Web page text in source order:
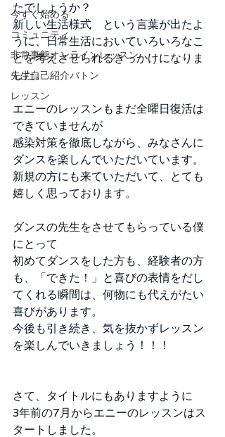
今すぐ始める
コミュニティ
非常事態オンラインレッスン
先生自己紹介バトン
レッスン
たでしょうか？
新しい生活様式　という言葉が出たよ
うに、日常生活においていろいろなこ
とを考えさせられるきっかけになりま
した。
エニーのレッスンもまだ全曜日復活は
できていませんが
感染対策を徹底しながら、みなさんに
ダンスを楽しんでいただいています。
新規の方にも来ていただいて、とても
嬉しく思っております。
ダンスの先生をさせてもらっている僕
にとって
初めてダンスをした方も、経験者の方
も、「できた！」と喜びの表情をだし
てくれる瞬間は、何物にも代えがたい
喜びがあります。
今後も引き続き、気を抜かずレッスン
を楽しんでいきましょう！！！
さて、タイトルにもありますように
3年前の7月からエニーのレッスンはス
タートしました。